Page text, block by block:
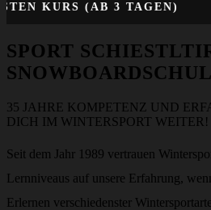
(AB 3 TAGEN)
SPORT SCHIESTL
35 JAHRE KOMPETENZ UND
DICH IM WINTERSPORT WEITER!
Seit dem Jahr 1989 vertrauen
Lernniveaus auf unsere Erfahrung,
Erlernen verschiedenster